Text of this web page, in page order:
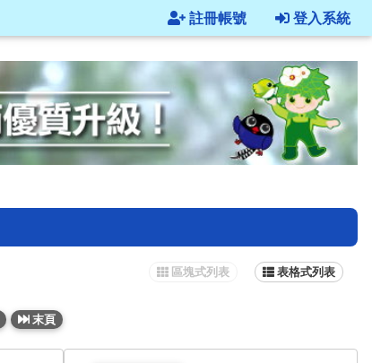
登入系統
註冊帳號
表格式列表
區塊式列表
末頁